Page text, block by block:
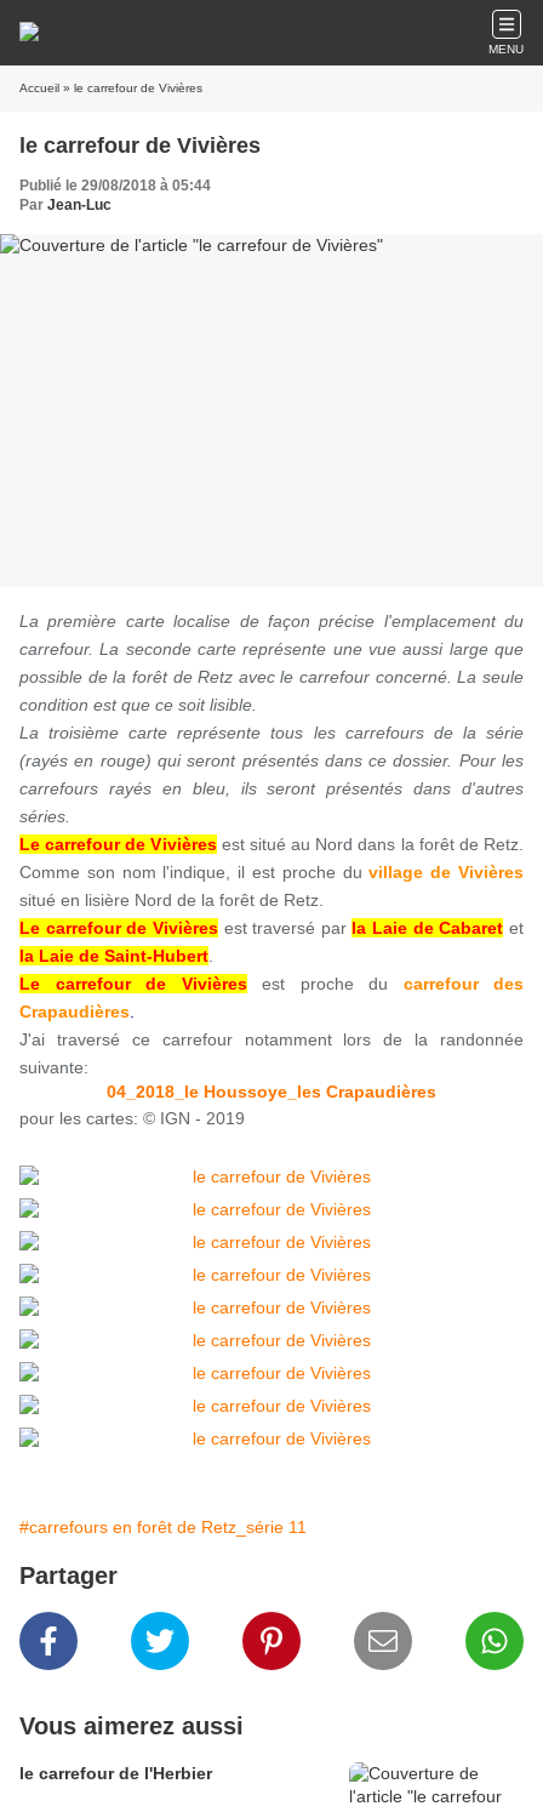
MENU
Accueil » le carrefour de Vivières
le carrefour de Vivières
Publié le 29/08/2018 à 05:44
Par Jean-Luc
La première carte localise de façon précise l'emplacement du
carrefour. La seconde carte représente une vue aussi large que
possible de la forêt de Retz avec le carrefour concerné. La seule
condition est que ce soit lisible.
La troisième carte représente tous les carrefours de la série
(rayés en rouge) qui seront présentés dans ce dossier. Pour les
carrefours rayés en bleu, ils seront présentés dans d'autres
séries.
Le carrefour de Vivièresest situé au Nord dans la forêt de Retz.
Comme son nom l'indique, il est proche duvillage de Vivières
situé en lisière Nord de la forêt de Retz.
Le carrefour de Vivièresest traversé par la Laie de Cabaret et
la Laie de Saint-Hubert
Le carrefour de Vivièresest proche du carrefour des
Crapaudières
J'ai traversé ce carrefour notamment lors de la randonnée
suivante:
04_2018_le Houssoye_les Crapaudières
pour les cartes: © IGN - 2019
#carrefours en forêt de Retz_série 11
Partager
Vous aimerez aussi
le carrefour de l'Herbier